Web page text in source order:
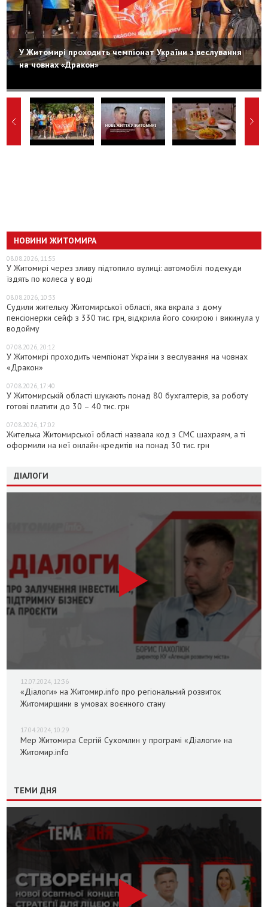
У Житомирі проходить чемпіонат України з веслування
на човнах «Дракон»
НОВИНИ ЖИТОМИРА
08.08.2026, 11:55
У Житомирі через зливу підтопило вулиці: автомобілі подекуди
їздять по колеса у воді
08.08.2026, 10:33
Судили жительку Житомирської області, яка вкрала з дому
пенсіонерки сейф з 330 тис. грн, відкрила його сокирою і викинула у
водойму
07.08.2026, 20:12
У Житомирі проходить чемпіонат України з веслування на човнах
«Дракон»
07.08.2026, 17:40
У Житомирській області шукають понад 80 бухгалтерів, за роботу
готові платити до 30 – 40 тис. грн
07.08.2026, 17:02
Жителька Житомирської області назвала код з СМС шахраям, а ті
оформили на неї онлайн-кредитів на понад 30 тис. грн
ДІАЛОГИ
12.07.2024, 12:36
«Діалоги» на Житомир.info про регіональний розвиток
Житомирщини в умовах воєнного стану
17.04.2024, 10:29
Мер Житомира Сергій Сухомлин у програмі «Діалоги» на
Житомир.info
ТЕМИ ДНЯ